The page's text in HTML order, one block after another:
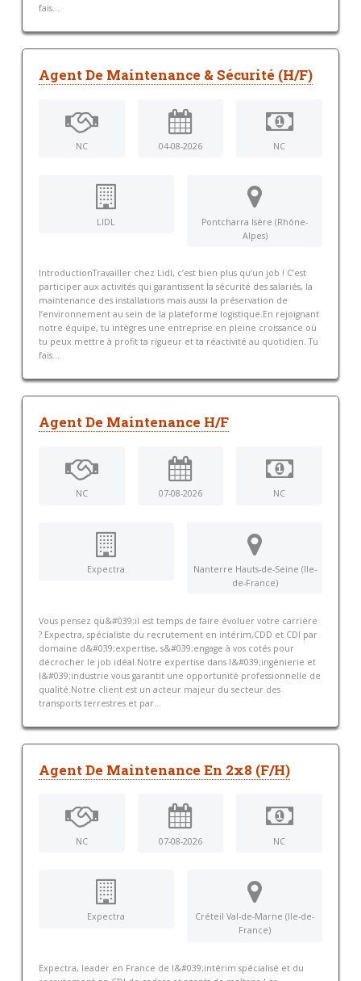
fais...
Agent De Maintenance & Sécurité (H/F)
NC 04-08-2026 NC
LIDL
Pontcharra Isère (Rhône-
Alpes)
IntroductionTravailler chez Lidl, c’est bien plus qu’un job ! C’est
participer aux activités qui garantissent la sécurité des salariés, la
maintenance des installations mais aussi la préservation de
l’environnement au sein de la plateforme logistique.En rejoignant
notre équipe, tu intègres une entreprise en pleine croissance où
tu peux mettre à profit ta rigueur et ta réactivité au quotidien. Tu
fais...
Agent De Maintenance H/F
NC 07-08-2026 NC
Expectra
Nanterre Hauts-de-Seine (Ile-
de-France)
Vous pensez qu&#039;il est temps de faire évoluer votre carrière
? Expectra, spécialiste du recrutement en intérim,CDD et CDI par
domaine d&#039;expertise, s&#039;engage à vos cotés pour
décrocher le job idéal.Notre expertise dans l&#039;ingénierie et
l&#039;industrie vous garantit une opportunité professionnelle de
qualité.Notre client est un acteur majeur du secteur des
transports terrestres et par...
Agent De Maintenance En 2x8 (F/H)
NC 07-08-2026 NC
Expectra
Créteil Val-de-Marne (Ile-de-
France)
Expectra, leader en France de l&#039;intérim spécialisé et du